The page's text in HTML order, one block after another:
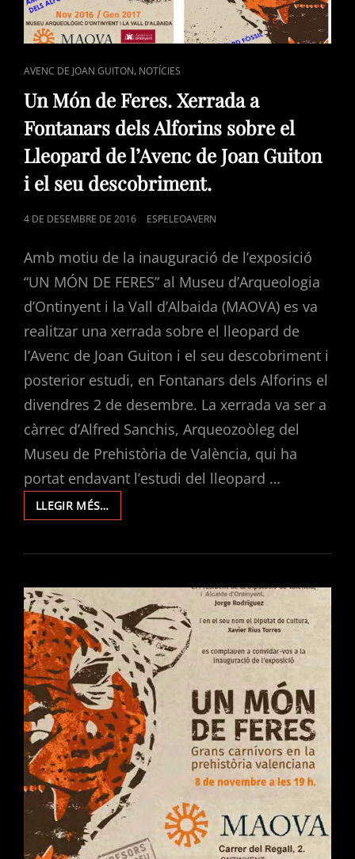
CAT
LINKS
AVENC DE JOAN GUITON, NOTÍCIES
Un Món de Feres. Xerrada a
Fontanars dels Alforins sobre el
Lleopard de l’Avenc de Joan Guiton
i el seu descobriment.
POSTED
4 DE DESEMBRE DE 2016 ESPELEOAVERN
Amb motiu de la inauguració de l’exposició
“UN MÓN DE FERES” al Museu d’Arqueologia
d’Ontinyent i la Vall d’Albaida (MAOVA) es va
realitzar una xerrada sobre el lleopard de
l’Avenc de Joan Guiton i el seu descobriment i
posterior estudi, en Fontanars dels Alforins el
divendres 2 de desembre. La xerrada va ser a
càrrec d’Alfred Sanchis, Arqueozoòleg del
Museu de Prehistòria de València, qui ha
portat endavant l’estudi del lleopard …
LLEGIR MÉS…UN
MÓN
FERES.
A
FONTANARS
DELS
ALFORINS
SOBRE
EL
LLEOPARD
DE
L’AVENC
DE
JOAN
GUITON
I
EL
SEU
DESCOBRIMENT.